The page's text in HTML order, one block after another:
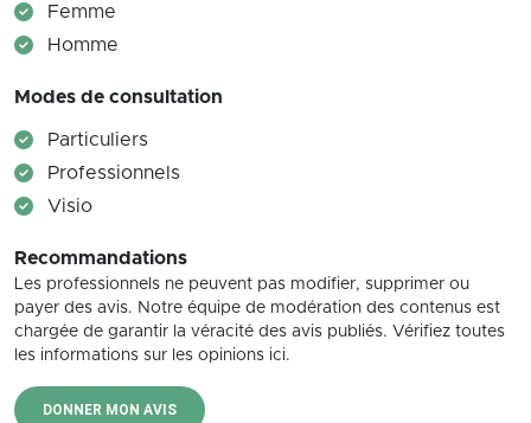
Femme
Homme
Modes de consultation
Particuliers
Professionnels
Visio
Recommandations
Les professionnels ne peuvent pas modifier, supprimer ou
payer des avis. Notre équipe de modération des contenus est
chargée de garantir la véracité des avis publiés. Vérifiez toutes
les informations sur les opinions ici.
DONNER MON AVIS